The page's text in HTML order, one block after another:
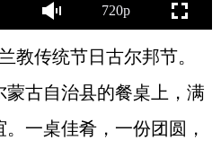
720p
教传统节日古尔邦节。
古自治县的餐桌上，满
一桌佳肴，一份团圆，